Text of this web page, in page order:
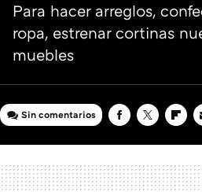
Para hacer arreglos,
ropa, estrenar cortinas
muebles
Sin comentarios